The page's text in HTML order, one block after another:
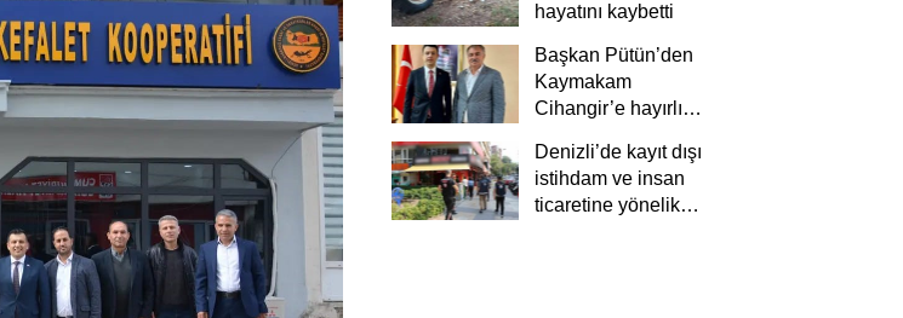
hayatını kaybetti
Başkan Pütün’den
Kaymakam
Cihangir’e hayırlı
Denizli’de kayıt dışı
istihdam ve insan
ticaretine yönelik